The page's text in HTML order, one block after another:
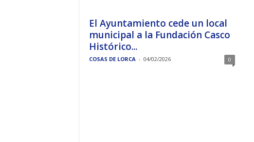
El Ayuntamiento cede un local
municipal a la Fundación Casco
Histórico...
COSAS DE LORCA - 04/02/2026 0